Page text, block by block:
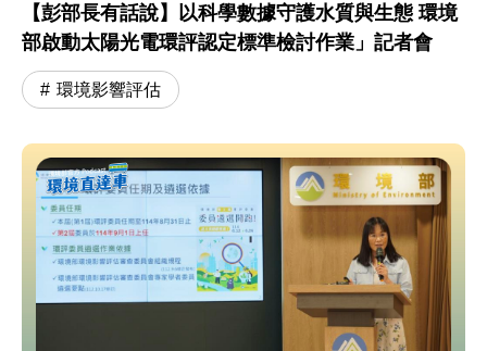
【彭部長有話說】以科學數據守護水質與生態 環境
部啟動太陽光電環評認定標準檢討作業」記者會
環境影響評估